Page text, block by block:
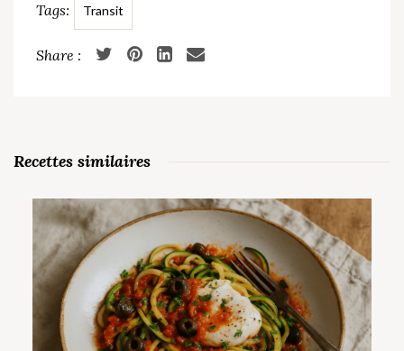
Tags: Transit
Recettes similaires